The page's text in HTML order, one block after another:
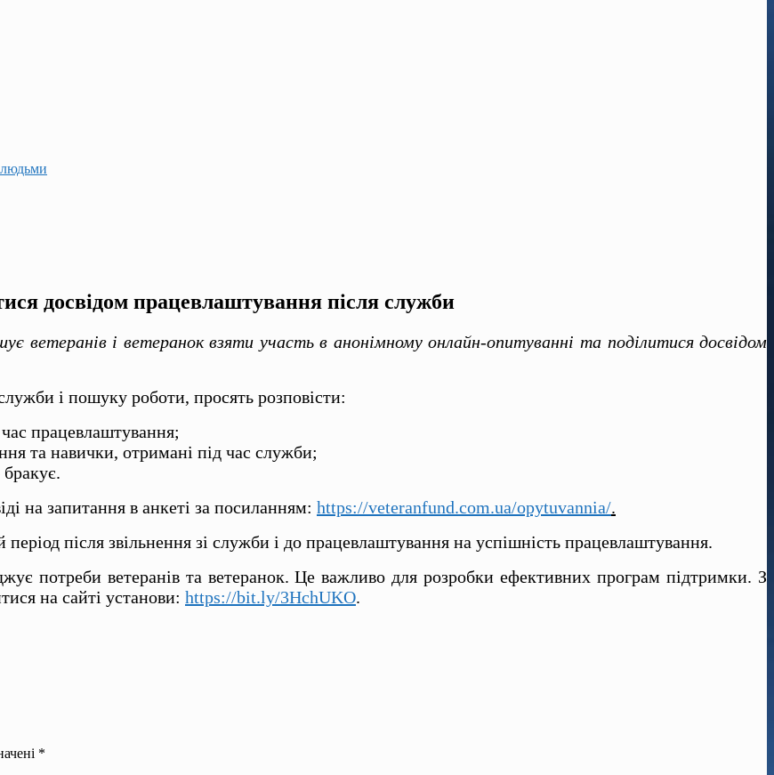
людьми
досвідом працевлаштування після служби
ветеранів і ветеранок взяти участь в анонімному онлайн-опитуванні та поділитися досвідом
і пошуку роботи, просять розповісти:
працевлаштування;
та навички, отримані під час служби;
на запитання в анкеті за посиланням: https://veteranfund.com.ua/opytuvannia/.
після звільнення зі служби і до працевлаштування на успішність працевлаштування.
потреби ветеранів та ветеранок. Це важливо для розробки ефективних програм підтримки. З
на сайті установи: https://bit.ly/3HchUKO.
*